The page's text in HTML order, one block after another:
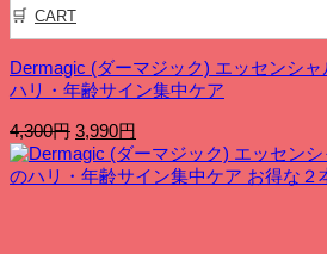
CART
Dermagic (ダーマジック) エッセンシ
ハリ・年齢サイン集中ケア
4,300円 元
の
価
3,990円
在
の